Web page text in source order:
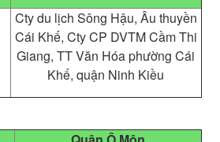
Cty du lịch Sông Hậu, Âu thuyền
Cái Khế, Cty CP DVTM Cầm Thi
Giang, TT Văn Hóa phường Cái
Khế, quận Ninh Kiều